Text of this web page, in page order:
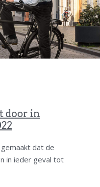
door in
dat de
in ieder geval tot